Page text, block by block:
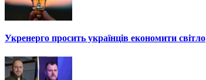
Укренерго просить українців економити світло